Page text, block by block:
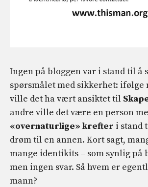
Ingen på bloggen var i stand til å
spørsmålet med sikkerhet: ifølge
ville det ha vært ansiktet til
andre ville det være en person
«overnaturlige» krefter i stand
drøm til en annen. Kort sagt,
mange identikits – som synlig på
men ingen svar. Så hvem er
mann?